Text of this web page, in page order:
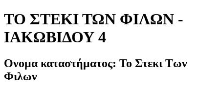
TO ΣΤΕΚΙ ΤΩΝ ΦΙΛΩΝ -
ΙΑΚΩΒΙΔΟΥ 4
Ονομα καταστήματος: To Στεκι Των
Φιλων